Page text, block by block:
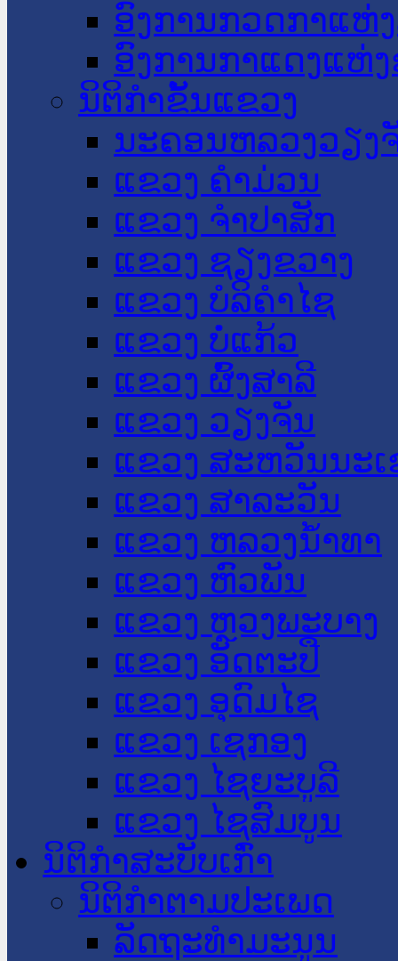
ອົງການກວດກາແຫ່
ອົງການກາແດງແຫ່
ນິຕິກໍາຂັ້ນແຂວງ
ນະ​ຄອນ​ຫລວງວຽງ
ແຂວງ ຄໍາມ່ວນ
ແຂວງ ຈໍາປາສັກ
ແຂວງ ຊຽງຂວາງ
ແຂວງ ບໍລິຄໍາໄຊ
ແຂວງ ບໍ່ແກ້ວ
ແຂວງ ຜົ້ງສາລີ
ແຂວງ ວຽງຈັນ
ແຂວງ ສະຫວັນນະ
ແຂວງ ສາລະວັນ
ແຂວງ ຫລວງນໍ້າທາ
ແຂວງ ຫົວພັນ
ແຂວງ ຫຼວງພະບາງ
ແຂວງ ອັດຕະປື
ແຂວງ ອຸດົມໄຊ
ແຂວງ ເຊກອງ
ແຂວງ ໄຊຍະບູລີ
ແຂວງ ໄຊສົມບູນ
ນິຕິກໍາສະບັບເກົ່າ
ນິຕິກຳຕາມປະເພດ
ລັດຖະທໍາມະນູນ